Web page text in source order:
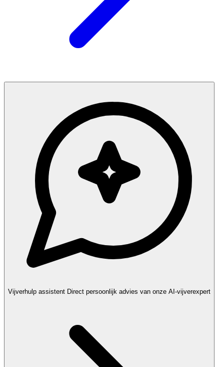
Vijverhulp assistent Direct persoonlijk advies van onze AI-vijverexpert